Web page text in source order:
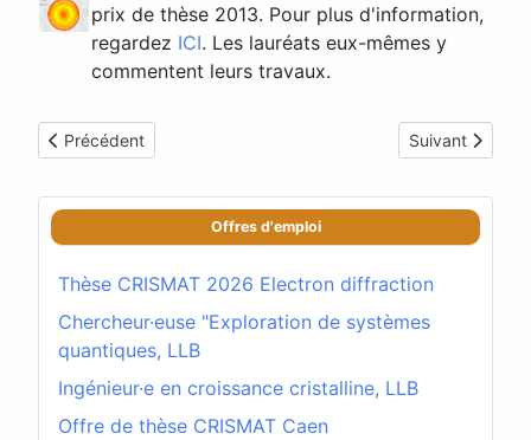
prix de thèse 2013. Pour plus d'information,
regardez ICI. Les lauréats eux-mêmes y
commentent leurs travaux.
Article précédent : Associations régionales (1/2014)
Précédent Article suivant
Suivant
Offres d'emploi
Thèse CRISMAT 2026 Electron diffraction
Chercheur·euse "Exploration de systèmes
quantiques, LLB
Ingénieur·e en croissance cristalline, LLB
Offre de thèse CRISMAT Caen